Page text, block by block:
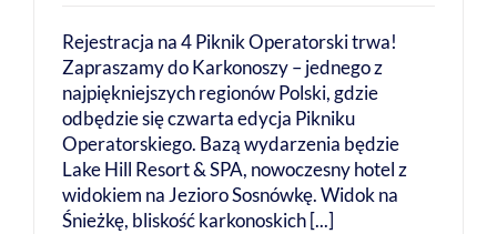
Rejestracja na 4 Piknik Operatorski trwa!
Zapraszamy do Karkonoszy – jednego z
najpiękniejszych regionów Polski, gdzie
odbędzie się czwarta edycja Pikniku
Operatorskiego. Bazą wydarzenia będzie
Lake Hill Resort & SPA, nowoczesny hotel z
widokiem na Jezioro Sosnówkę. Widok na
Śnieżkę, bliskość karkonoskich [...]